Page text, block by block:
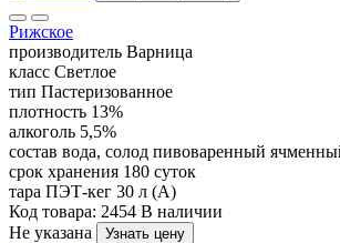
Рижское
производитель Варница
класс Светлое
тип Пастеризованное
плотность 13%
алкоголь 5,5%
состав вода, солод пивоваренный
срок хранения 180 суток
тара ПЭТ-кег 30 л (А)
Код товара: 2454 В наличии
Не указана
Узнать цену